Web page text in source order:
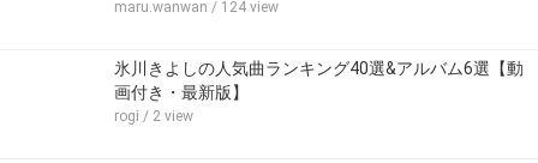
maru.wanwan / 124 view
氷川きよしの人気曲ランキング40選&アルバム6選【動
画付き・最新版】
rogi / 2 view